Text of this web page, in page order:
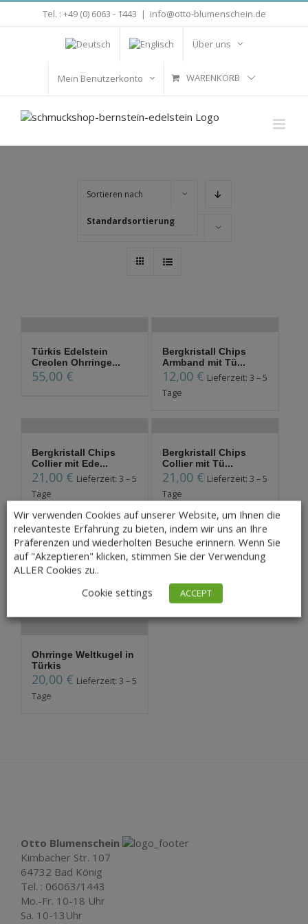
Zum
Tel. : +49 (0) 6063 - 1443 | info@otto-blumenschein.de
Über uns
Mein Benutzerkonto WARENKORB
Sortieren nach
Standardsortierung
Zeige16 Produkte
Türkis Edelstein
Creolen Ohrringe...
55,00 €
Bergkristall Chips
Armband mit Tü...
12,00 € Lieferzeit: 3 – 5
Tage
Bergkristall Chips
Collier mit Ede...
21,00 € Lieferzeit: 3 – 5
Tage
Bergkristall Chips
Collier mit Tü...
21,00 € Lieferzeit: 3 – 5
Tage
Nicht auf Lager
Halkette aus Türkis
und Mammutelf...
41,00€
Ohrringe aus Türkis
Tage
Ohrringe Weltkugel in
Türkis
20,00 € Lieferzeit: 3 – 5
Tage
Otto Blumenschein
Kimbacher Str. 107
64732 Bad König
Tel. : 06063/1443
Mo.-Fr. 10-18 Uhr
Sa. 10-13Uhr
Wir verwenden Cookies auf unserer Website, um Ihnen die
relevanteste Erfahrung zu bieten, indem wir uns an Ihre
Präferenzen und wiederholten Besuche erinnern. Wenn Sie
auf "Akzeptieren" klicken, stimmen Sie der Verwendung
ALLER Cookies zu..
Cookie settings
ACCEPT